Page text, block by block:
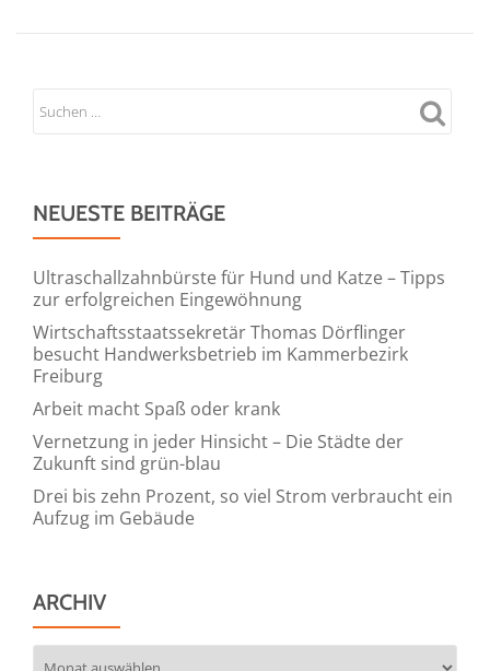
NEUESTE BEITRÄGE
Ultraschallzahnbürste für Hund und Katze – Tipps
zur erfolgreichen Eingewöhnung
Wirtschaftsstaatssekretär Thomas Dörflinger
besucht Handwerksbetrieb im Kammerbezirk
Freiburg
Arbeit macht Spaß oder krank
Vernetzung in jeder Hinsicht – Die Städte der
Zukunft sind grün-blau
Drei bis zehn Prozent, so viel Strom verbraucht ein
Aufzug im Gebäude
ARCHIV